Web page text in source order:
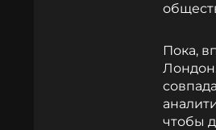
Пока,
чтобы